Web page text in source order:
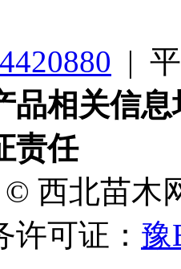
|
品相关信
责任
© 西北苗木
可证： 豫